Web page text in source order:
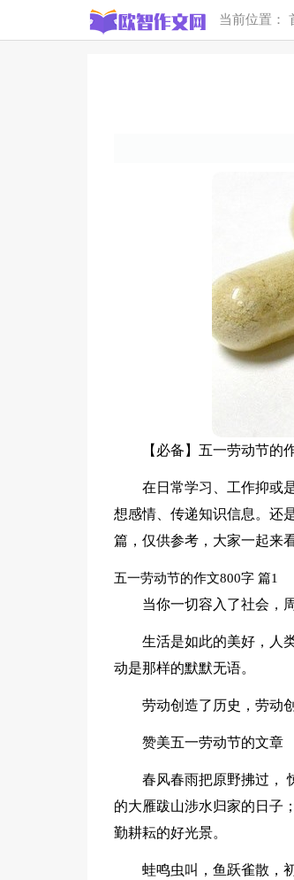
当前位置：
【必备】五一劳动节的
在日常学习、工作抑或
想感情、传递知识信息。还
篇，仅供参考，大家一起来
五一劳动节的作文800字 篇1
当你一切容入了社会，
生活是如此的美好，人
动是那样的默默无语。
劳动创造了历史，劳动
赞美五一劳动节的文章
春风春雨把原野拂过，
的大雁跋山涉水归家的日子
勤耕耘的好光景。
蛙鸣虫叫，鱼跃雀散，